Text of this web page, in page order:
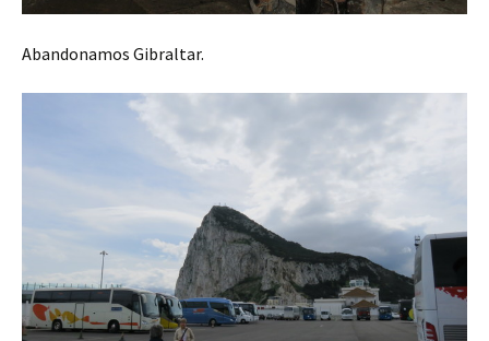
Abandonamos Gibraltar.